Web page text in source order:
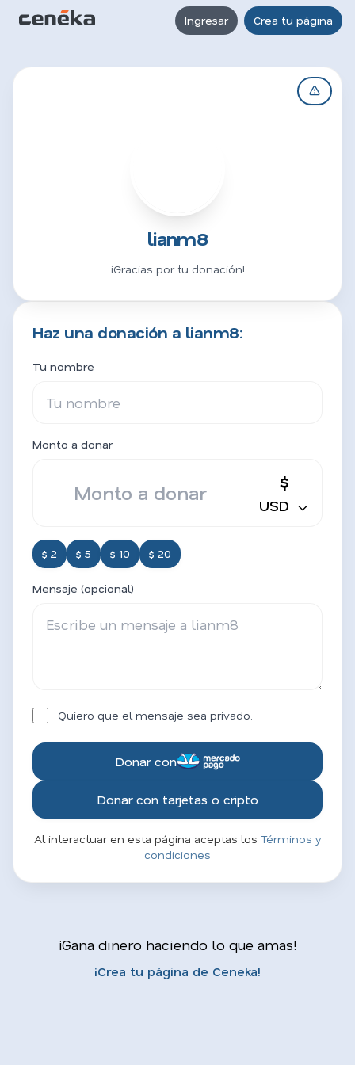
Ingresar Crea tu página
lianm8
¡Gracias por tu donación!
Haz una donación a lianm8:
Tu nombre
Monto a donar
$
USD
$ 2 $ 5 $ 10 $ 20
Mensaje (opcional)
Quiero que el mensaje sea privado.
Donar con
Donar con tarjetas o cripto
Al interactuar en esta página aceptas los Términos y
condiciones
¡Gana dinero haciendo lo que amas!
¡Crea tu página de Ceneka!